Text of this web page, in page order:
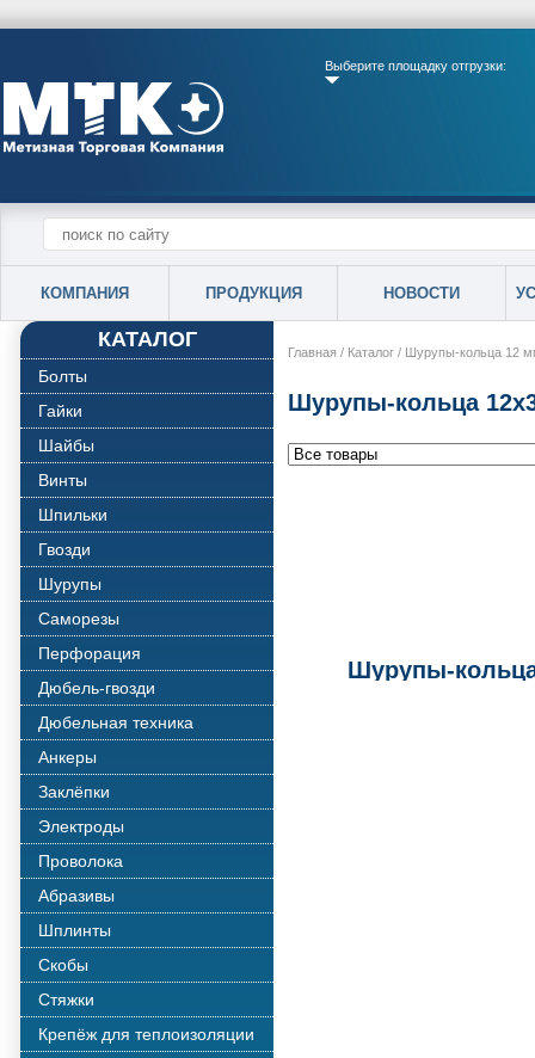
Выберите площадку отгрузки:
КОМПАНИЯ ПРОДУКЦИЯ НОВОСТИ
КАТАЛОГ
Болты
Гайки
Шайбы
Винты
Шпильки
Гвозди
Шурупы
Саморезы
Перфорация
Дюбель-гвозди
Дюбельная техника
Анкеры
Заклёпки
Электроды
Проволока
Абразивы
Шплинты
Скобы
Стяжки
Крепёж для теплоизоляции
Главная / Каталог / Шурупы-кольца 12
Шурупы-кольца
Шурупы-